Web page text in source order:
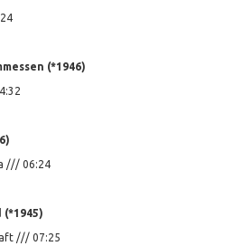
(*1946)
/// 06:24
(*1945)
/// 07:25